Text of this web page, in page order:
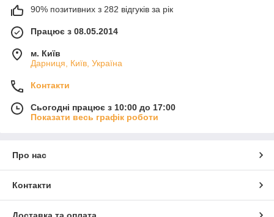
90% позитивних з 282 відгуків за рік
Працює з 08.05.2014
м. Київ
Дарниця, Київ, Україна
Контакти
Сьогодні працює з 10:00 до 17:00
Показати весь графік роботи
Про нас
Контакти